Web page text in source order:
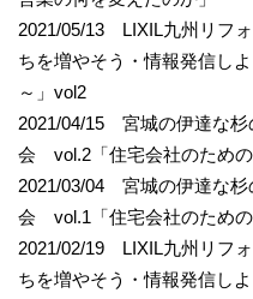
2021/05/13 LIXIL九州リフ
ちを増やそう・情報発信し
～」vol2
2021/04/15 宮城の伊達な
会 vol.2「住宅会社のための
2021/03/04 宮城の伊達な
会 vol.1「住宅会社のための
2021/02/19 LIXIL九州リフ
ちを増やそう・情報発信し